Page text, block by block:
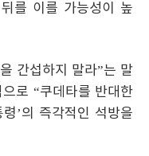
를 이를 가능성이 높
간섭하지 말라”는 말
로 “쿠데타를 반대한
’의 즉각적인 석방을